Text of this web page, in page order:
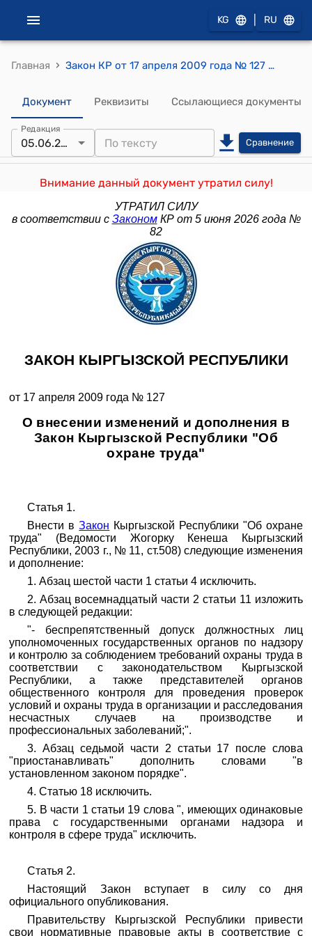
KG RU
Главная › Закон КР от 17 апреля 2009 года № 127 "О внесении изменений и дополнения в Закон Кыргызской Республики "Об охране труда""
Документ Реквизиты Ссылающиеся документы
Редакция
05.06.2026 Сравнение
Внимание данный документ утратил силу!